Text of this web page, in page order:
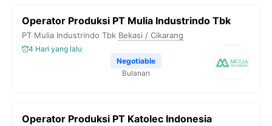
Operator Produksi PT Mulia Industrindo Tbk
PT Mulia Industrindo Tbk Bekasi / Cikarang
4 Hari yang lalu
Negotiable
Bulanan
Operator Produksi PT Katolec Indonesia